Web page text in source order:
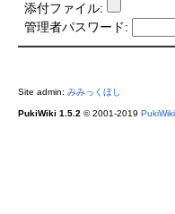
添付ファイル:
管理者パスワード:
Site admin: みみっくほし
PukiWiki 1.5.2 © 2001-2019